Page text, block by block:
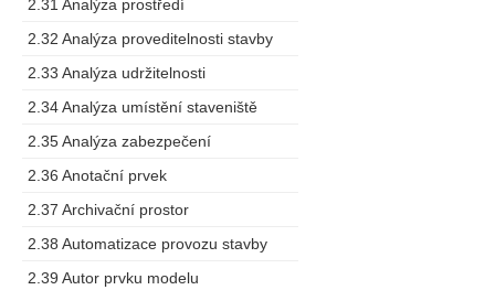
2.31 Analýza prostředí
2.32 Analýza proveditelnosti stavby
2.33 Analýza udržitelnosti
2.34 Analýza umístění staveniště
2.35 Analýza zabezpečení
2.36 Anotační prvek
2.37 Archivační prostor
2.38 Automatizace provozu stavby
2.39 Autor prvku modelu